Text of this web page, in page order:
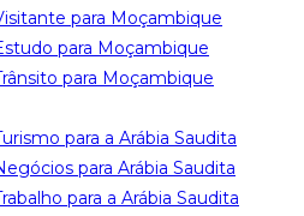
para Moçambique
para Moçambique
para Moçambique
para a Arábia Saudita
para Arábia Saudita
para a Arábia Saudita